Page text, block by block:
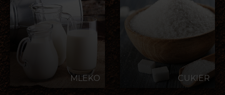
MLEKO CUKIER